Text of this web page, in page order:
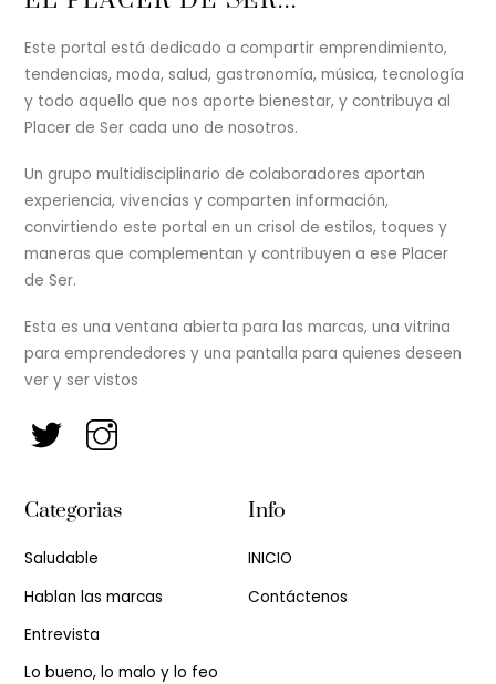
Top
Este portal está dedicado a compartir emprendimiento,
tendencias, moda, salud, gastronomía, música, tecnología
y todo aquello que nos aporte bienestar, y contribuya al
Placer de Ser cada uno de nosotros.
Un grupo multidisciplinario de colaboradores aportan
experiencia, vivencias y comparten información,
convirtiendo este portal en un crisol de estilos, toques y
maneras que complementan y contribuyen a ese Placer
de Ser.
Esta es una ventana abierta para las marcas, una vitrina
para emprendedores y una pantalla para quienes deseen
ver y ser vistos
Categorias
Saludable
Hablan las marcas
Entrevista
Lo bueno, lo malo y lo feo
Info
INICIO
Contáctenos